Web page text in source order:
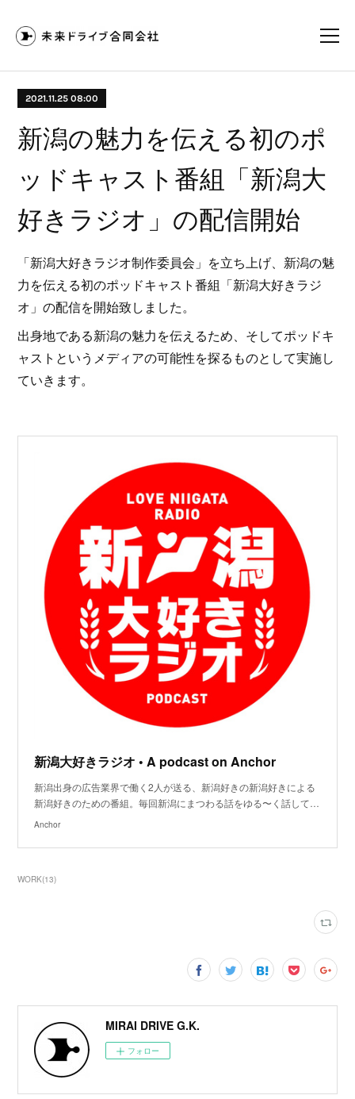
2021.11.25 08:00
新潟の魅力を伝える初のポ
ッドキャスト番組「新潟大
好きラジオ」の配信開始
「新潟大好きラジオ制作委員会」を立ち上げ、新潟の魅
力を伝える初のポッドキャスト番組「新潟大好きラジ
オ」の配信を開始致しました。
出身地である新潟の魅力を伝えるため、そしてポッドキ
ャストというメディアの可能性を探るものとして実施し
ていきます。
新潟大好きラジオ • A podcast on Anchor
新潟出身の広告業界で働く2人が送る、新潟好きの新潟好きによる
新潟好きのための番組。毎回新潟にまつわる話をゆる〜く話して…
Anchor
WORK(13)
MIRAI DRIVE G.K.
フォロー